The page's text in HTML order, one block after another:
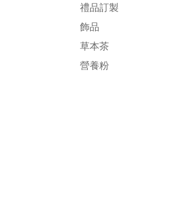
禮品訂製
飾品
草本茶
營養粉